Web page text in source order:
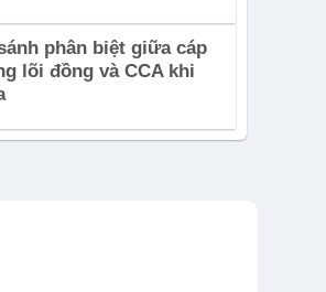
phân biệt giữa cáp
lõi đồng và CCA khi